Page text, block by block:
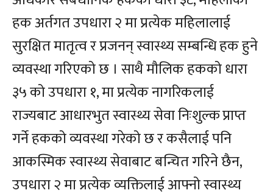
हक अर्तगत उपधारा २ मा प्रत्येक महिलालाई
सुरक्षित मातृत्व र प्रजनन् स्वास्थ्य सम्बन्धि हक हुने
व्यवस्था गरिएको छ । साथै मौलिक हकको धारा
३५ को उपधारा १, मा प्रत्येक नागरिकलाई
राज्यबाट आधारभुत स्वास्थ्य सेवा निःशुल्क प्राप्त
गर्ने हकको व्यवस्था गरेको छ र कसैलाई पनि
आकस्मिक स्वास्थ्य सेवाबाट बन्चित गरिने छैन,
उपधारा २ मा प्रत्येक व्यक्तिलाई आफ्नो स्वास्थ्य